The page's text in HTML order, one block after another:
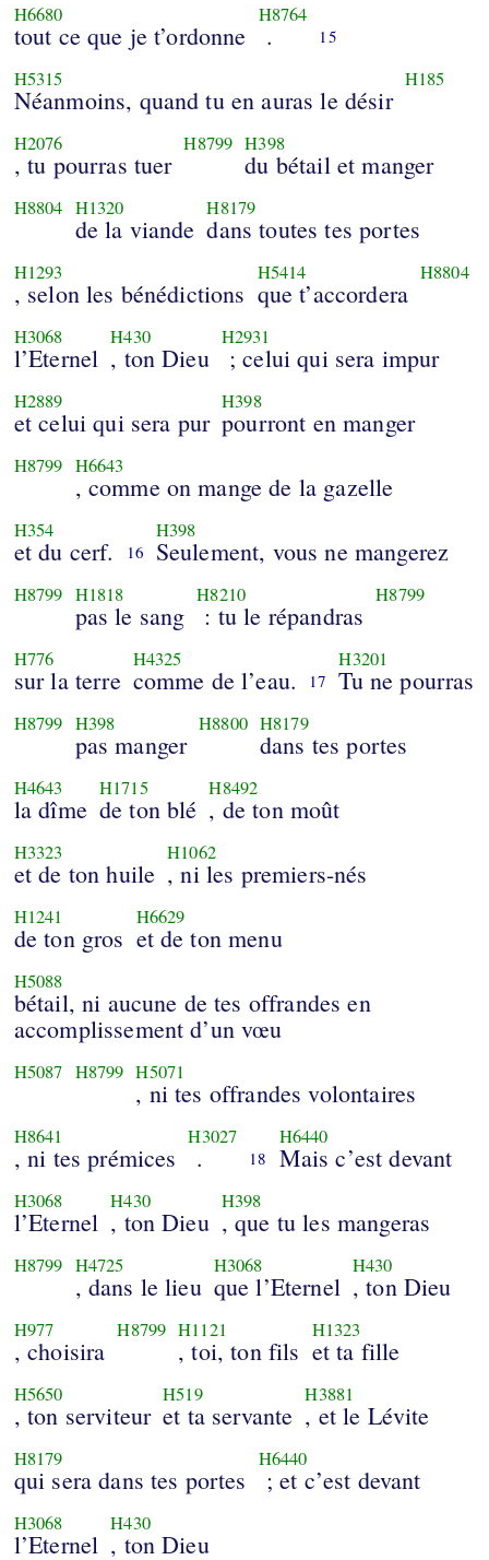
H6680
tout ce que je t’ordonne
H8764
. 15
H5315
Néanmoins, quand tu en auras le désir
H185
H2076
, tu pourras tuer
H8799 H398
du bétail et manger
H8804 H1320
de la viande
H8179
dans toutes tes portes
H1293
, selon les bénédictions
H5414
que t’accordera
H8804
H3068
l’Eternel
H430
, ton Dieu
H2931
; celui qui sera impur
H2889
et celui qui sera pur
H398
pourront en manger
H8799 H6643
, comme on mange de la gazelle
H354
et du cerf. 16
H398
Seulement, vous ne mangerez
H8799 H1818
pas le sang
H8210
: tu le répandras
H8799
H776
sur la terre
H4325
comme de l’eau. 17
H3201
Tu ne pourras
H8799 H398
pas manger
H8800 H8179
dans tes portes
H4643
la dîme
H1715
de ton blé
H8492
, de ton moût
H3323
et de ton huile
H1062
, ni les premiers-nés
H1241
de ton gros
H6629
et de ton menu
H5088
bétail, ni aucune de tes offrandes en
accomplissement d’un vœu
H5087 H8799 H5071
, ni tes offrandes volontaires
H8641
, ni tes prémices
H3027
. 18
H6440
Mais c’est devant
H3068
l’Eternel
H430
, ton Dieu
H398
, que tu les mangeras
H8799 H4725
, dans le lieu
H3068
que l’Eternel
H430
, ton Dieu
H977
, choisira
H8799 H1121
, toi, ton fils
H1323
et ta fille
H5650
, ton serviteur
H519
et ta servante
H3881
, et le Lévite
H8179
qui sera dans tes portes
H6440
; et c’est devant
H3068
l’Eternel
H430
, ton Dieu